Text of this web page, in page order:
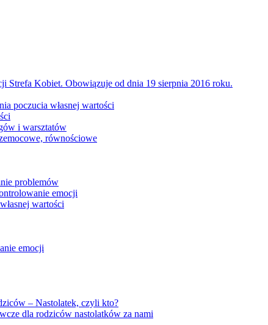
Strefa Kobiet. Obowiązuje od dnia 19 sierpnia 2016 roku.
poczucia własnej wartości
i warsztatów
równościowe
problemów
emocji
wartości
emocji
– Nastolatek, czyli kto?
dla rodziców nastolatków za nami